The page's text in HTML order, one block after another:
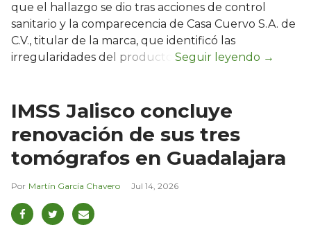
que el hallazgo se dio tras acciones de control
sanitario y la comparecencia de Casa Cuervo S.A. de
C.V., titular de la marca, que identificó las
irregularidades del producto.
IMSS Jalisco concluye
renovación de sus tres
tomógrafos en Guadalajara
Martín García Chavero Jul 14, 2026